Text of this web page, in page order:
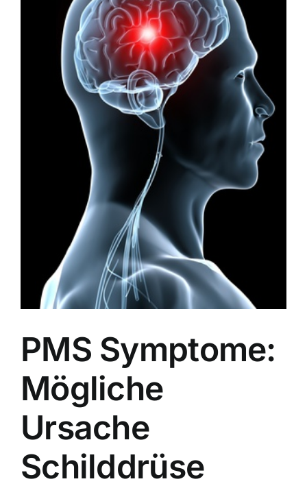
PMS Symptome:
Mögliche
Ursache
Schilddrüse